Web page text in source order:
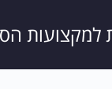
למקצועות